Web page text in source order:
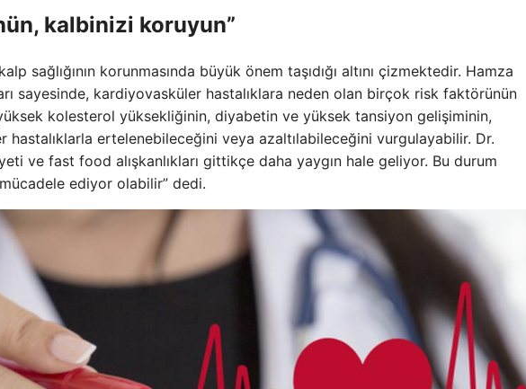
kalbinizi koruyun”
sağlığının korunmasında büyük önem taşıdığı altını çizmektedir. Hamza
sayesinde, kardiyovasküler hastalıklara neden olan birçok risk faktörünün
kolesterol yüksekliğinin, diyabetin ve yüksek tansiyon gelişiminin,
hastalıklarla ertelenebileceğini veya azaltılabileceğini vurgulayabilir. Dr.
ve fast food alışkanlıkları gittikçe daha yaygın hale geliyor. Bu durum
ediyor olabilir” dedi.